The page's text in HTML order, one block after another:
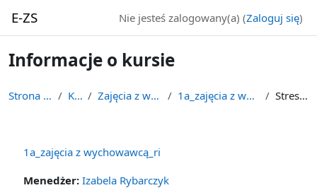
E-ZS Nie jesteś zalogowany(a) (Zaloguj się)
Informacje o kursie
Strona główna Kursy Zajęcia z wychowawcą 1a_zajęcia z wychowawcą_ri Streszczenie
1a_zajęcia z wychowawcą_ri
Menedżer: Izabela Rybarczyk